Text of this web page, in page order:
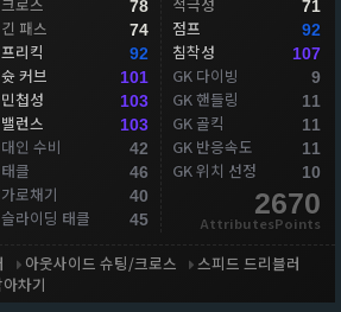
78
긴 패스 74
프리킥 92
슛 커브 101
민첩성 103
밸런스 103
대인 수비 42
태클 46
가로채기 40
슬라이딩 태클 45
71
점프 92
침착성 107
GK 다이빙 9
GK 핸들링 11
GK 골킥 11
GK 반응속도 11
GK 위치 선정 10
2670
AttributesPoints
아웃사이드 슈팅/크로스
스피드 드리블러
차기